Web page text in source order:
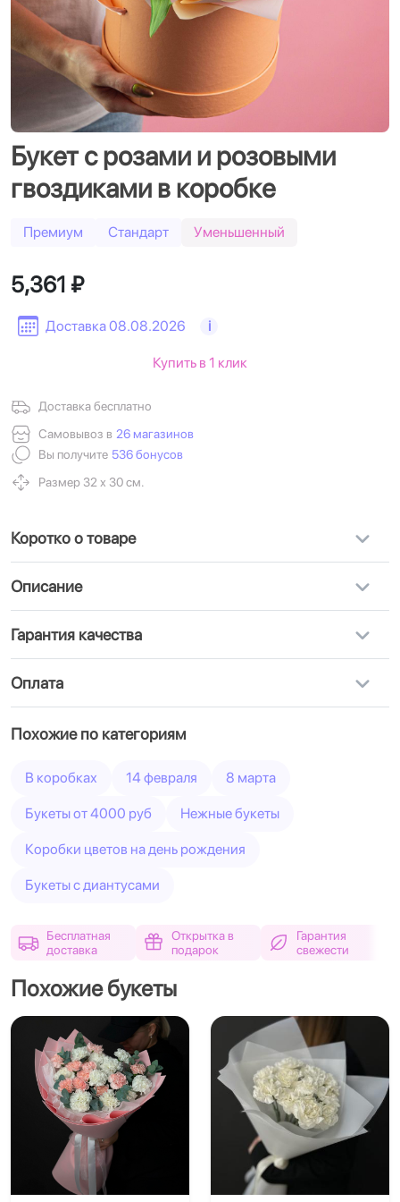
Букет с розами и розовыми
гвоздиками в коробке
Премиум Стандарт Уменьшенный
Доставка 08.08.2026 i
5,361 ₽
Доставка бесплатно
Самовывоз в 26 магазинов
Вы получите 536 бонусов
Размер 32 х 30 см.
Купить в 1 клик
Коротко о товаре
Описание
Гарантия качества
Оплата
Похожие по категориям
В коробках 14 февраля 8 марта
Букеты от 4000 руб Нежные букеты
Коробки цветов на день рождения
Букеты с диантусами
Бесплатная
доставка
Открытка в
подарок
Гарантия
свежести
Похожие букеты